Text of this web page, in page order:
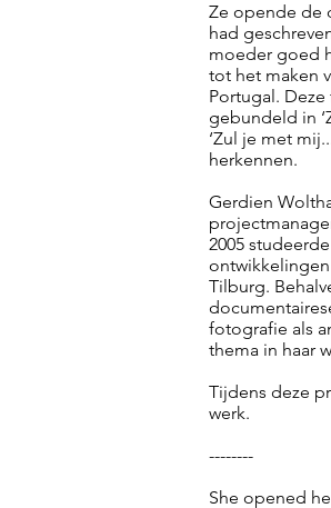
Ze opende de
had
moeder goed
tot het maken
Portugal.
gebundeld in
‘Zul je met
herkennen.
Gerdien
2005
ontwikkelingen
Tilburg.
fotografie als
thema in haar
Tijdens deze
werk.
--------
She opened